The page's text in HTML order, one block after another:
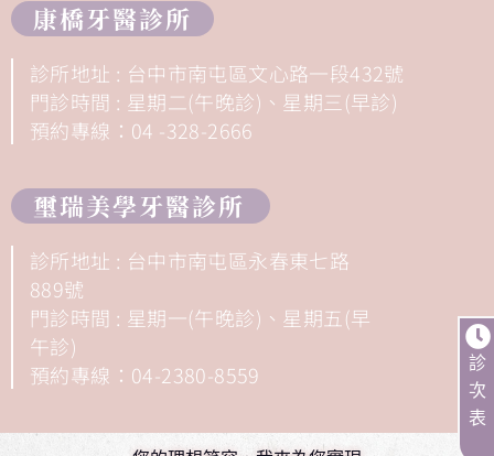
診
次
表
康橋牙醫診所
診所地址 : 台中市南屯區文心路一段432號
門診時間 : 星期二(午晚診)、星期三(早診)
預約專線：04 -328-2666
璽瑞美學牙醫診所
診所地址 : 台中市南屯區永春東七路
889號
門診時間 : 星期一(午晚診)、星期五(早
午診)
預約專線：04-2380-8559